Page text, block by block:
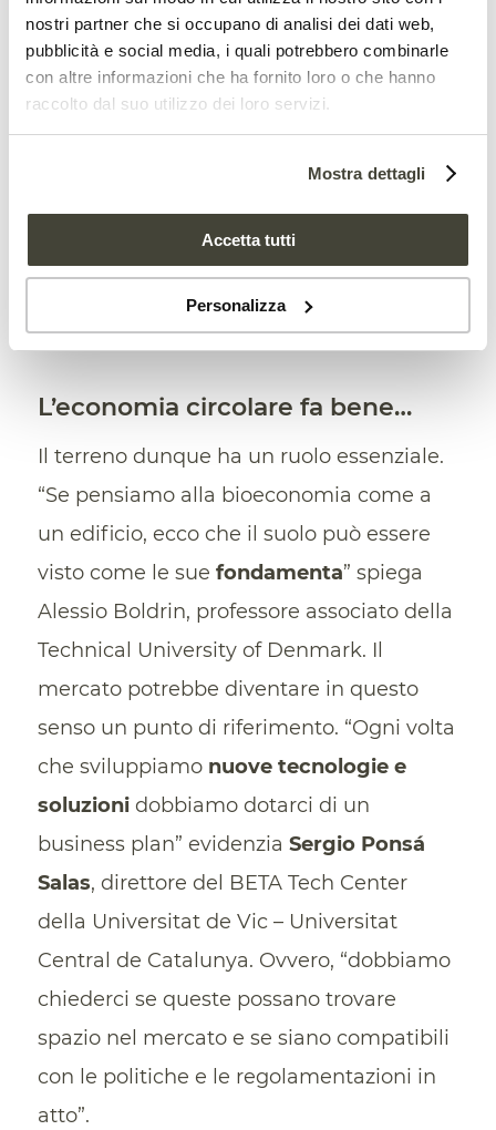
nostri partner che si occupano di analisi dei dati web,
pubblicità e social media, i quali potrebbero combinarle
con altre informazioni che ha fornito loro o che hanno
raccolto dal suo utilizzo dei loro servizi.
Mostra dettagli
Accetta tutti
Personalizza
un fenomeno diffusoche tende a
vanificare in molti casi gli sforzi per la
valorizzazione degli scarti.
L’economia circolare fa bene…
Il terreno dunque ha un ruolo essenziale.
“Se pensiamo alla bioeconomia come a
un edificio, ecco che il suolo può essere
visto come le sue fondamenta” spiega
Alessio Boldrin, professore associato della
Technical University of Denmark. Il
mercato potrebbe diventare in questo
senso un punto di riferimento. “Ogni volta
che sviluppiamo nuove tecnologie e
soluzionidobbiamo dotarci di un
business plan” evidenzia Sergio Ponsá
Salas, direttore del BETA Tech Center
della Universitat de Vic – Universitat
Central de Catalunya. Ovvero, “dobbiamo
chiederci se queste possano trovare
spazio nel mercato e se siano compatibili
con le politiche e le regolamentazioni in
atto”.